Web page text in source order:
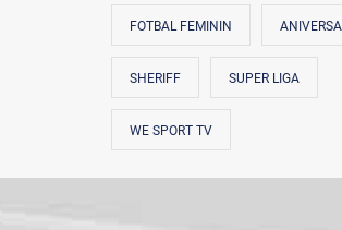
FOTBAL FEMININ
SHERIFF SUPER LIGA
WE SPORT TV